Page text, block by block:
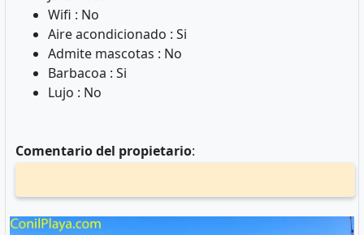
Wifi : No
Aire acondicionado : Si
Admite mascotas : No
Barbacoa : Si
Lujo : No
Comentario del propietario: